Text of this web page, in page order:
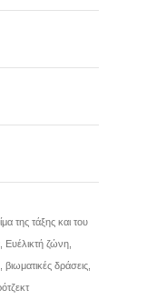
της τάξης και του
ζώνη,
δράσεις,